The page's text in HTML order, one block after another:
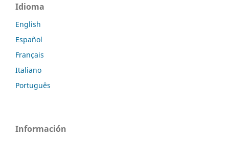
Idioma
English
Español
Français
Italiano
Português
Información